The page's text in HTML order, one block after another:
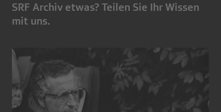
SRF Archiv etwas? Teilen Sie Ihr Wissen
mit uns.